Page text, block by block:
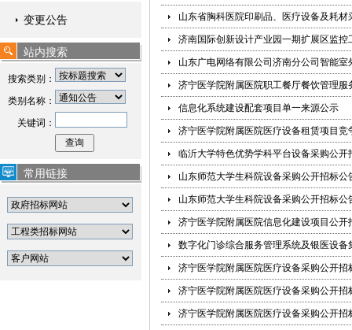
变更公告
站内搜索
搜索类别：
类别名称：
关键词：
常用链接
山东省胸科医院印刷品、医疗设备及耗
济南国际创新设计产业园一期扩展区监
山东广电网络有限公司济南分公司智能
济宁医学院附属医院职工餐厅餐饮管理服
信息化系统建设配套项目单一来源公示
济宁医学院附属医院医疗设备租赁项目竞
临沂大学特色优势学科平台设备采购公开
山东师范大学生科院设备采购公开招标公
山东师范大学生科院设备采购公开招标公
济宁医学院附属医院信息化建设项目公开
数字化门诊综合服务管理系统及银医设备
济宁医学院附属医院医疗设备采购公开招
济宁医学院附属医院医疗设备采购公开招
济宁医学院附属医院医疗设备采购公开招